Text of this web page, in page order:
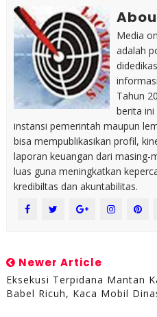
Media
adalah
Tahun
berita ini
instansi pemerintah maupun
bisa mempublikasikan profil,
laporan keuangan dari masing-
luas guna meningkatkan
kredibiltas dan akuntabilitas.
Newer Article
Eksekusi Terpidana Mantan
Babel Ricuh, Kaca Mobil